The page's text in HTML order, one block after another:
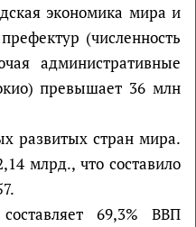
экономика мира и
(численность
административные
превышает 36 млн
развитых стран мира.
млрд., что составило
69,3% ВВП